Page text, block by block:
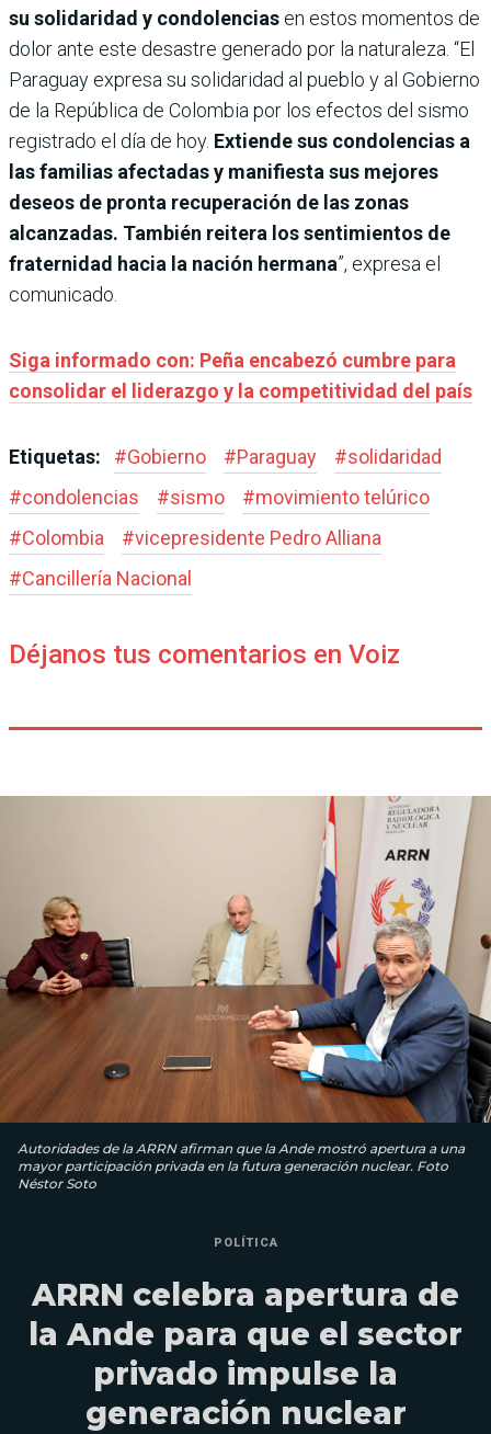
su solidaridad y condolencias en estos momentos de
dolor ante este desastre generado por la naturaleza. “El
Paraguay expresa su solidaridad al pueblo y al Gobierno
de la República de Colombia por los efectos del sismo
registrado el día de hoy. Extiende sus condolencias a
las familias afectadas y manifiesta sus mejores
deseos de pronta recuperación de las zonas
alcanzadas. También reitera los sentimientos de
fraternidad hacia la nación hermana”, expresa el
comunicado.
Siga informado con: Peña encabezó cumbre para
consolidar el liderazgo y la competitividad del país
Etiquetas: #Gobierno #Paraguay #solidaridad
#condolencias #sismo #movimiento telúrico
#Colombia #vicepresidente Pedro Alliana
#Cancillería Nacional
Déjanos tus comentarios en Voiz
Autoridades de la ARRN afirman que la Ande mostró apertura a una
mayor participación privada en la futura generación nuclear. Foto
Néstor Soto
POLÍTICA
ARRN celebra apertura de
la Ande para que el sector
privado impulse la
generación nuclear